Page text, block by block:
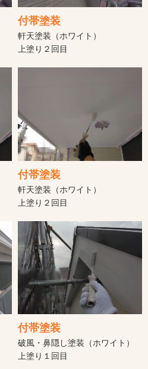
付帯塗装
軒天塗装（ホワイト）
上塗り２回目
付帯塗装
軒天塗装（ホワイト）
上塗り２回目
付帯塗装
破風・鼻隠し塗装（ホワイト）
上塗り１回目